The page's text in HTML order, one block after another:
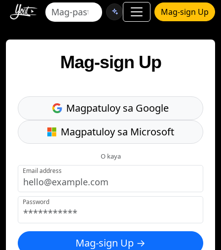
Mag-sign Up
Mag-sign Up
Magpatuloy sa Google
Magpatuloy sa Microsoft
O kaya
Email address
Password
Mag-sign Up →